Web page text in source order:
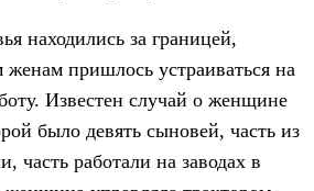
находились за границей,
пришлось устраиваться на
Известен случай о женщине
было девять сыновей, часть из
часть работали на заводах в